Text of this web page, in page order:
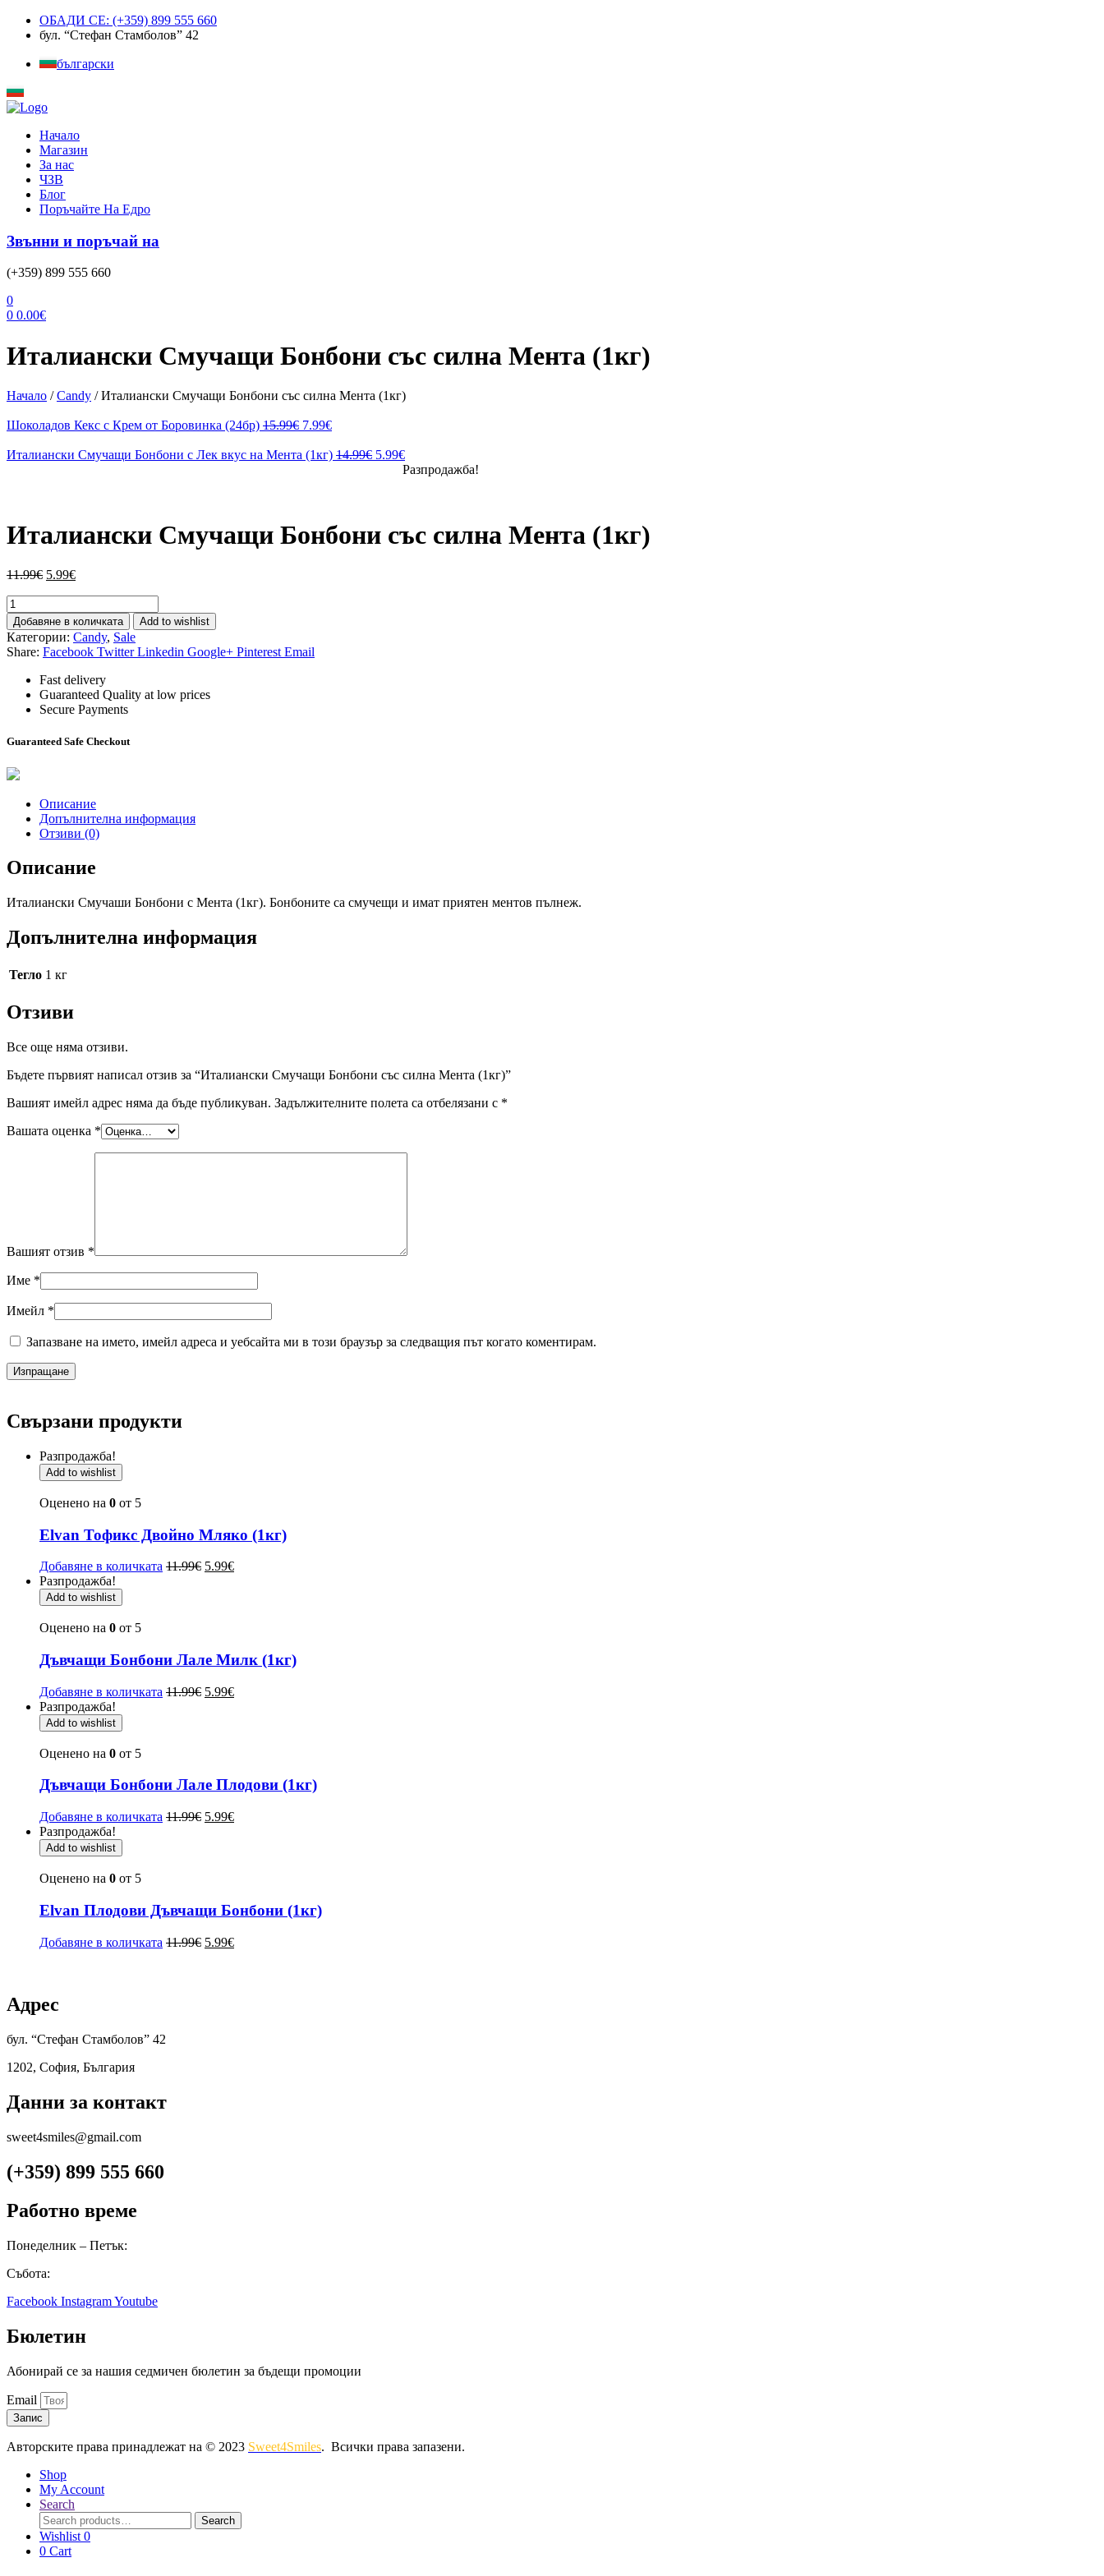
ОБАДИ СЕ: (+359) 899 555 660
бул. “Стефан Стамболов” 42
български
Menu
Начало
Магазин
За нас
ЧЗВ
Блог
Поръчайте На Едро
Звънни и поръчай на
(+359) 899 555 660
0
0 0.00€
Италиански Смучащи Бонбони със силна Мента (1кг)
Начало /Candy /Италиански Смучащи Бонбони със силна Мента (1кг)
Шоколадов Кекс с Крем от Боровинка (24бр) 15.99€ 7.99€
Италиански Смучащи Бонбони с Лек вкус на Мента (1кг) 14.99€ 5.99€
Разпродажба!
Италиански Смучащи Бонбони със силна Мента (1кг)
11.99€ 5.99€
количество
за
Италиански
Смучащи
Бонбони
силна
Мента
Добавяне в количката Add to wishlist
Категории: Candy, Sale
Share: Facebook Twitter Linkedin Google+ Pinterest Email
Fast delivery
Guaranteed Quality at low prices
Secure Payments
Guaranteed Safe Checkout
Описание
Допълнителна информация
Отзиви (0)
Описание
Италиански Смучаши Бонбони с Мента (1кг). Бонбоните са смучещи и имат приятен ментов пълнеж.
Допълнителна информация
Тегло 1 кг
Отзиви
Все още няма отзиви.
Бъдете първият написал отзив за “Италиански Смучащи Бонбони със силна Мента (1кг)”
Вашият имейл адрес няма да бъде публикуван. Задължителните полета са отбелязани с *
Вашата оценка *
Вашият отзив *
Име *
Имейл *
Запазване на името, имейл адреса и уебсайта ми в този браузър за следващия път когато коментирам.
Свързани продукти
Разпродажба!
Add to wishlist
Оценено на 0 от 5
Elvan Тофикс Двойно Мляко (1кг)
Добавяне в количката 11.99€ 5.99€
Разпродажба!
Add to wishlist
Оценено на 0 от 5
Дъвчащи Бонбони Лале Милк (1кг)
Добавяне в количката 11.99€ 5.99€
Разпродажба!
Add to wishlist
Оценено на 0 от 5
Дъвчащи Бонбони Лале Плодови (1кг)
Добавяне в количката 11.99€ 5.99€
Разпродажба!
Add to wishlist
Оценено на 0 от 5
Elvan Плодови Дъвчащи Бонбони (1кг)
Добавяне в количката 11.99€ 5.99€
Адрес
бул. “Стефан Стамболов” 42
1202, София, България
Данни за контакт
sweet4smiles@gmail.com
(+359) 899 555 660
Работно време
Понеделник – Петък:
Събота:
Facebook InstagramYoutube
Бюлетин
Абонирай се за нашия седмичен бюлетин за бъдещи промоции
Email
Запис
Авторските права принадлежат на © 2023 Sweet4Smiles. Всички права запазени.
Shop
My Account
Search
Search
for:
Search
Wishlist 0
0 Cart